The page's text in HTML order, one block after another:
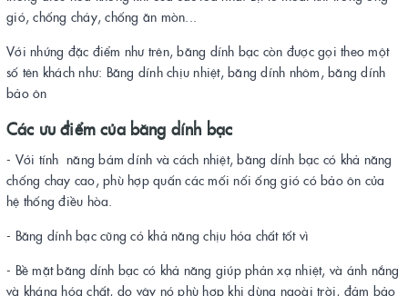
gió, chống cháy, chống ăn mòn...
Với nhứng đặc điểm như trên, băng dính bạc còn được gọi theo một
số tên khách như: Băng dính chịu nhiệt, băng dính nhôm, băng dính
bảo ôn
Các ưu điểm của băng dính bạc
- Với tính năng bám dính và cách nhiệt, băng dính bạc có khả năng
chống chay cao, phù hợp quấn các mối nối ống gió có bảo ôn của
hệ thống điều hòa.
- Băng dính bạc cũng có khả năng chịu hóa chất tốt vì
- Bề mặt băng dính bạc có khả năng giúp phản xạ nhiệt, và ánh nắng
và kháng hóa chất, do vậy nó phù hợp khi dùng ngoài trời, đảm bảo